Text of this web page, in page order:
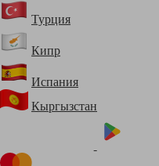
Турция
Кипр
Испания
Кыргызстан